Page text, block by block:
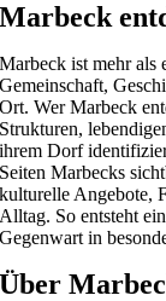
Marbeck
Marbeck ist mehr als
Gemeinschaft,
Ort. Wer Marbeck
Strukturen,
ihrem Dorf
Seiten Marbecks
kulturelle Angebote,
Alltag. So entsteht
Gegenwart in
Über